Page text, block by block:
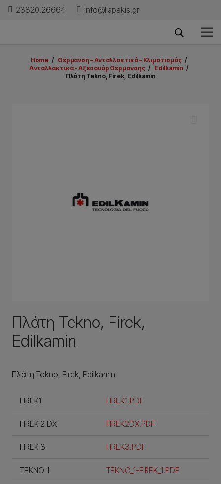
23820.26664 info@liapakis.gr
Home / Θέρμανση – Ανταλλακτικά – Κλιματισμός /
Aνταλλακτικά - Aξεσουάρ Θέρμανσης / Edilkamin /
Πλάτη Tekno, Firek, Edilkamin
Πλάτη Tekno, Firek,
Edilkamin
Πλάτη Tekno, Firek, Edilkamin
FIREK1 FIREK1.PDF
FIREK 2 DX FIREK2DX.PDF
FIREK 3 FIREK3.PDF
ΤΕΚΝΟ 1 TEKNO_1-FIREK_1.PDF